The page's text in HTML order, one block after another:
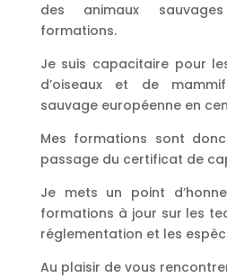
des animaux
formations.
Je suis capacitaire pour
d’oiseaux et de
sauvage européenne en
Mes formations sont
passage du certificat de
Je mets un point
formations à jour sur les
réglementation et les
Au plaisir de vous